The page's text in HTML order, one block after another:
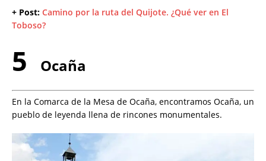
+ Post: Camino por la ruta del Quijote. ¿Qué ver en El
Toboso?
5 Ocaña
En la Comarca de la Mesa de Ocaña, encontramos Ocaña, un
pueblo de leyenda llena de rincones monumentales.